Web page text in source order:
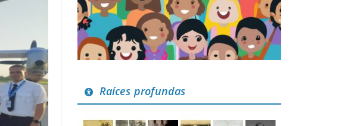
Raíces profundas